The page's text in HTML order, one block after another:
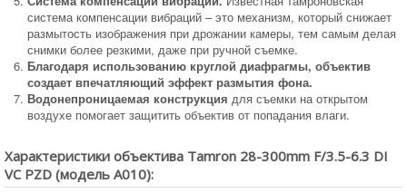
система компенсации вибраций – это механизм, который снижает
размытость изображения при дрожании камеры, тем самым делая
снимки более резкими, даже при ручной съемке.
Благодаря использованию круглой диафрагмы, объектив
создает впечатляющий эффект размытия фона.
Водонепроницаемая конструкция для съемки на открытом
воздухе помогает защитить объектив от попадания влаги.
Характеристики объектива Tamron 28-300mm F/3.5-6.3 DI
VC PZD (модель А010):